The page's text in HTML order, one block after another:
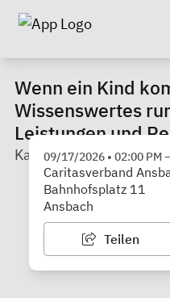
Wenn ein Kind
Wissenswertes
Leistungen und
Kath. Beratungsstelle
09/17/2026 • 02:00 PM–
Caritasverband
Bahnhofsplatz 11
Ansbach
Teilen